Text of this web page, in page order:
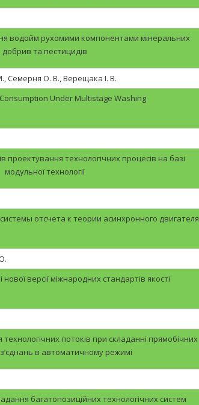
водойм рухомими компонентами мінеральних
добрив та пестицидів
О. В., Верещака І. В.
Under Multistage Washing
проектування технологічних процесів на базі
модульної технології
отсчета к теории асинхронного двигателя
нової версії міжнародних стандартів якості
потоків при складанні прямобічних
в автоматичному режимі
багатопозиційних технологічних систем